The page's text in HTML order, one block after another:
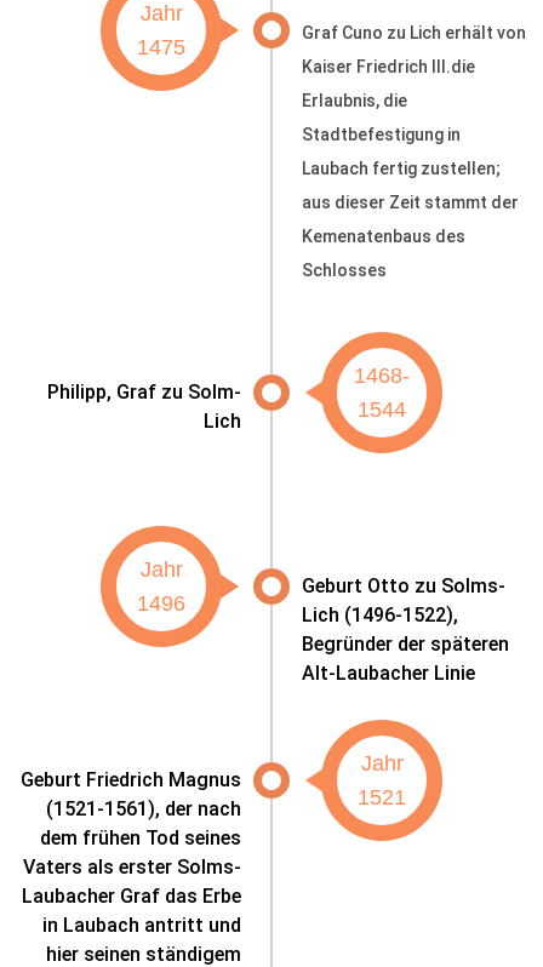
Jahr
1475
Graf Cuno zu Lich erhält von
Kaiser Friedrich III.die
Erlaubnis, die
Stadtbefestigung in
Laubach fertig zustellen;
aus dieser Zeit stammt der
Kemenatenbaus des
Schlosses
1468-
1544
Philipp, Graf zu Solm-
Lich
Jahr
1496
Geburt Otto zu Solms-
Lich (1496-1522),
Begründer der späteren
Alt-Laubacher Linie
Jahr
1521
Geburt Friedrich Magnus
(1521-1561), der nach
dem frühen Tod seines
Vaters als erster Solms-
Laubacher Graf das Erbe
in Laubach antritt und
hier seinen ständigem